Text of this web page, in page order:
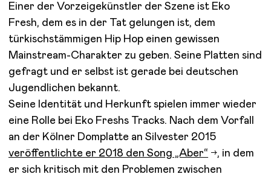
Einer der Vorzeigekünstler der Szene ist Eko
Fresh, dem es in der Tat gelungen ist, dem
türkischstämmigen Hip Hop einen gewissen
Mainstream-Charakter zu geben. Seine Platten sind
gefragt und er selbst ist gerade bei deutschen
Jugendlichen bekannt.
Seine Identität und Herkunft spielen immer wieder
eine Rolle bei Eko Freshs Tracks. Nach dem Vorfall
an der Kölner Domplatte an Silvester 2015
veröffentlichte er 2018 den Song „Aber“
, in dem
er sich kritisch mit den Problemen zwischen